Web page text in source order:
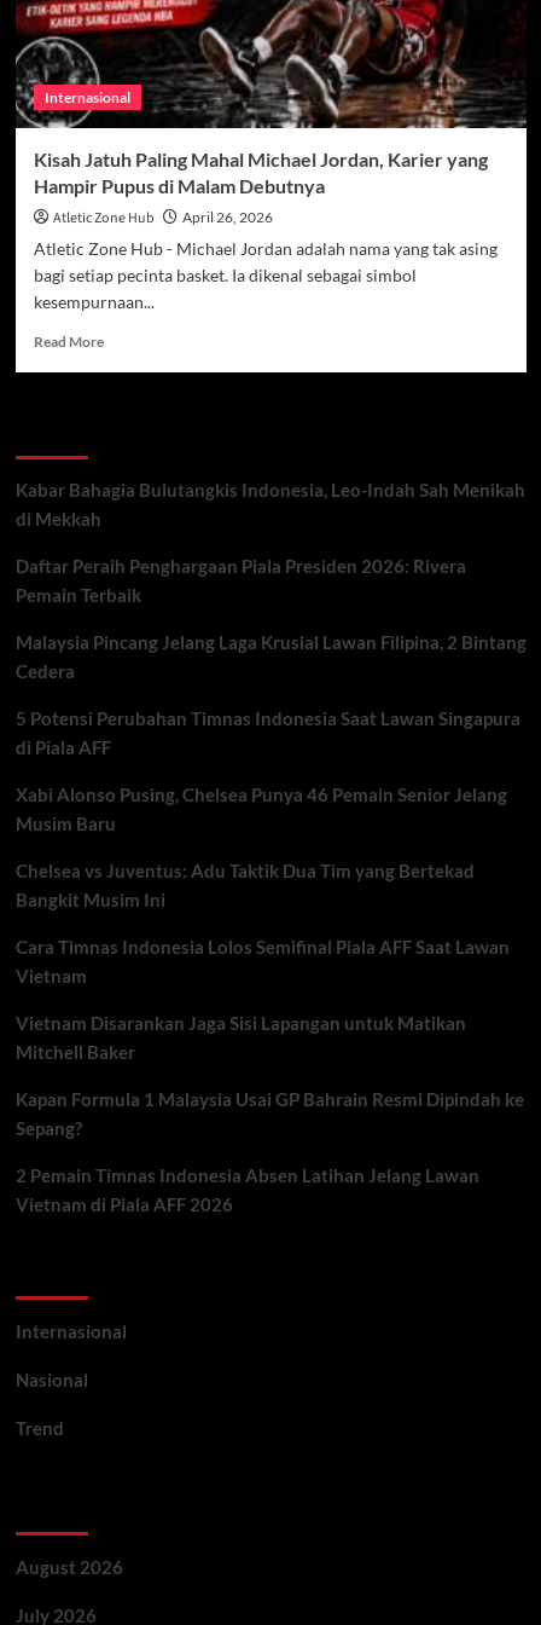
Internasional
Kisah Jatuh Paling Mahal Michael Jordan, Karier yang
Hampir Pupus di Malam Debutnya
Atletic Zone Hub April 26, 2026
Atletic Zone Hub - Michael Jordan adalah nama yang tak asing
bagi setiap pecinta basket. Ia dikenal sebagai simbol
kesempurnaan...
Read MoreRead
Michael
yang
Hampir
di
Kabar Bahagia Bulutangkis Indonesia, Leo-Indah Sah Menikah
di Mekkah
Daftar Peraih Penghargaan Piala Presiden 2026: Rivera
Pemain Terbaik
Malaysia Pincang Jelang Laga Krusial Lawan Filipina, 2 Bintang
Cedera
5 Potensi Perubahan Timnas Indonesia Saat Lawan Singapura
di Piala AFF
Xabi Alonso Pusing, Chelsea Punya 46 Pemain Senior Jelang
Musim Baru
Chelsea vs Juventus: Adu Taktik Dua Tim yang Bertekad
Bangkit Musim Ini
Cara Timnas Indonesia Lolos Semifinal Piala AFF Saat Lawan
Vietnam
Vietnam Disarankan Jaga Sisi Lapangan untuk Matikan
Mitchell Baker
Kapan Formula 1 Malaysia Usai GP Bahrain Resmi Dipindah ke
Sepang?
2 Pemain Timnas Indonesia Absen Latihan Jelang Lawan
Vietnam di Piala AFF 2026
Internasional
Nasional
Trend
August 2026
July 2026